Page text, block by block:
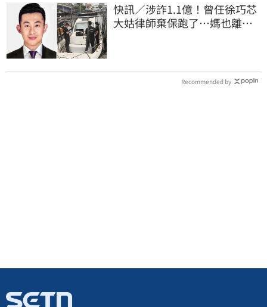
快訊／涉詐1.1億！曾任徐巧芯
大姑律師棄保跑了…媽也離
Recommended by